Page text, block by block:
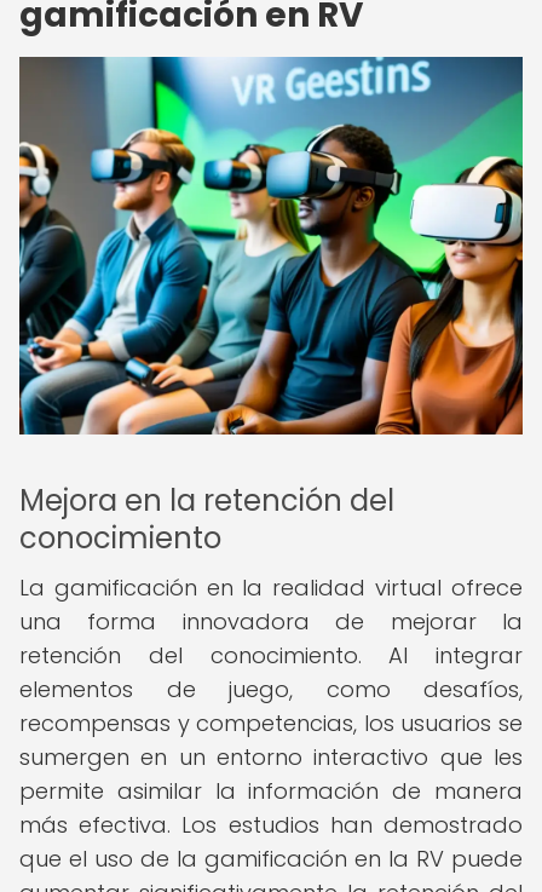
gamificación en RV
Mejora en la retención del
conocimiento
La gamificación en la realidad virtual ofrece
una forma innovadora de mejorar la
retención del conocimiento. Al integrar
elementos de juego, como desafíos,
recompensas y competencias, los usuarios se
sumergen en un entorno interactivo que les
permite asimilar la información de manera
más efectiva. Los estudios han demostrado
que el uso de la gamificación en la RV puede